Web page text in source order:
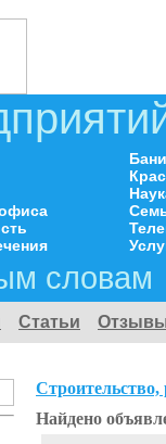
словам
Статьи
Строительство,
Найдено